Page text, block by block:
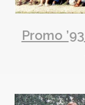
Promo